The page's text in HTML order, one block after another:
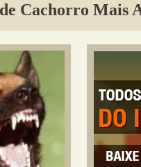
Cachorro Mais